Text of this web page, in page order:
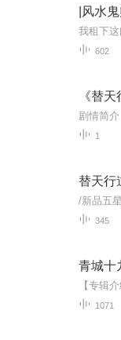
|风水
602
《替
1
替天行
345
1071